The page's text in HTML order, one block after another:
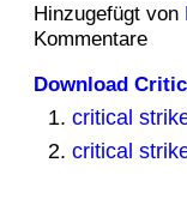
Hinzugefügt von
Kommentare
Download
critical
critical